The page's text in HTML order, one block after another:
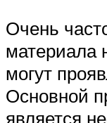
Очень
материала
могут
Основной
является